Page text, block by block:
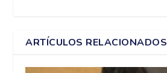
ARTÍCULOS RELACIONADOS